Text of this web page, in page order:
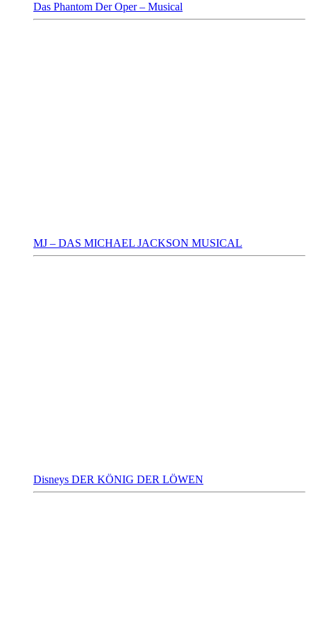
Das Phantom Der Oper – Musical
MJ – DAS MICHAEL JACKSON MUSICAL
Disneys DER KÖNIG DER LÖWEN